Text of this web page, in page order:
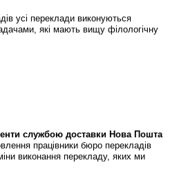
усі переклади виконуються
які мають вищу філологічну
службою доставки Нова Пошта
працівники бюро перекладів
виконання перекладу, яких ми